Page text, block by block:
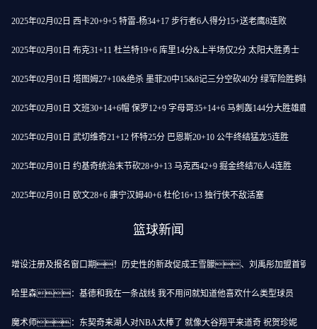
2025年02月02日 西卡20+9+5 特雷-杨34+17 步行者6人得分15+送老鹰8连败
2025年02月01日 布克31+11 杜兰特19+6 库里14分&上半场仅2分 太阳大胜勇士
2025年02月01日 塔图姆27+10&绝杀 墨菲20中15&8记三分空砍40分 绿军险胜鹈鹕
2025年02月01日 文班30+14+6帽 保罗12+9 字母哥35+14+6 马刺轰144分大胜雄鹿
2025年02月01日 武切维奇21+12 怀特25分 巴恩斯20+10 公牛终结猛龙5连胜
2025年02月01日 约基奇统治末节砍28+9+13 马克西42+9 掘金终结76人4连胜
2025年02月01日 欧文28+6 康宁汉姆40+6 杜伦16+13 独行侠不敌活塞
篮球新闻
增设注册及报名窗口期！历史性的新政促成王雪朦、刘禹彤加盟首钢
哈里森：基德和我在一条战线 我不用问就知道他喜欢什么类型球员
魔术师：东契奇来湖人对NBA太棒了 就像大谷翔平来道奇 祝贺珍妮